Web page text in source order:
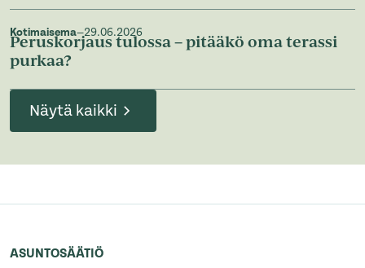
Kotimaisema—29.06.2026
Peruskorjaus tulossa – pitääkö oma terassi
purkaa?
Näytä kaikki
ASUNTOSÄÄTIÖ